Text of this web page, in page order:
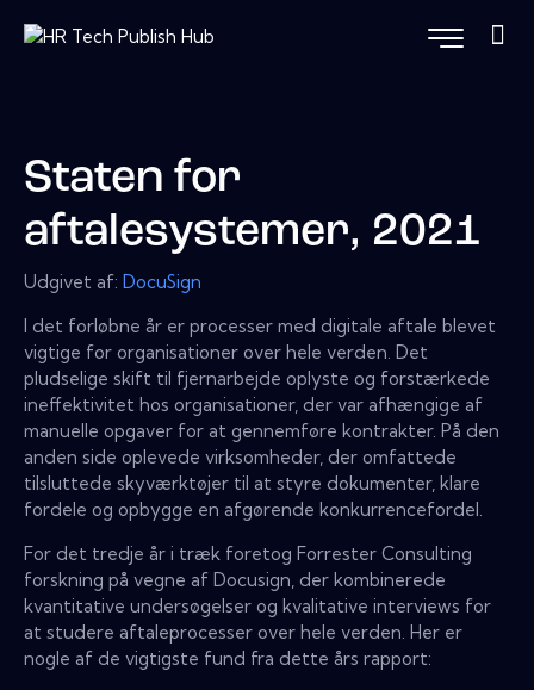
Staten for
aftalesystemer, 2021
Udgivet af: DocuSign
I det forløbne år er processer med digitale aftale blevet
vigtige for organisationer over hele verden. Det
pludselige skift til fjernarbejde oplyste og forstærkede
ineffektivitet hos organisationer, der var afhængige af
manuelle opgaver for at gennemføre kontrakter. På den
anden side oplevede virksomheder, der omfattede
tilsluttede skyværktøjer til at styre dokumenter, klare
fordele og opbygge en afgørende konkurrencefordel.
For det tredje år i træk foretog Forrester Consulting
forskning på vegne af Docusign, der kombinerede
kvantitative undersøgelser og kvalitative interviews for
at studere aftaleprocesser over hele verden. Her er
nogle af de vigtigste fund fra dette års rapport: